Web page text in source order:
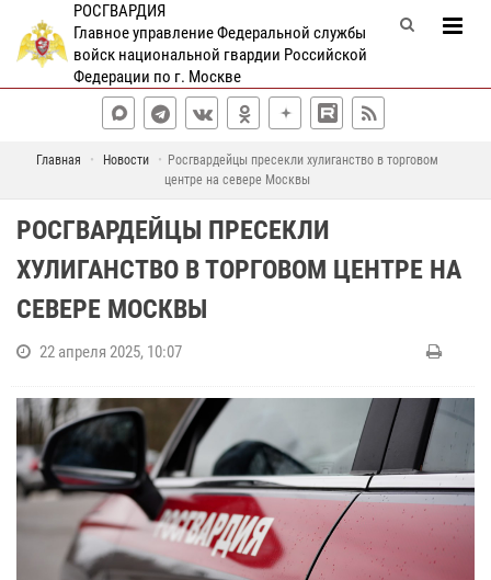
РОСГВАРДИЯ
Главное управление Федеральной службы
войск национальной гвардии Российской
Федерации по г. Москве
Главная Новости
Росгвардейцы пресекли хулиганство в торговом
центре на севере Москвы
РОСГВАРДЕЙЦЫ ПРЕСЕКЛИ
ХУЛИГАНСТВО В ТОРГОВОМ ЦЕНТРЕ НА
СЕВЕРЕ МОСКВЫ
22 апреля 2025, 10:07